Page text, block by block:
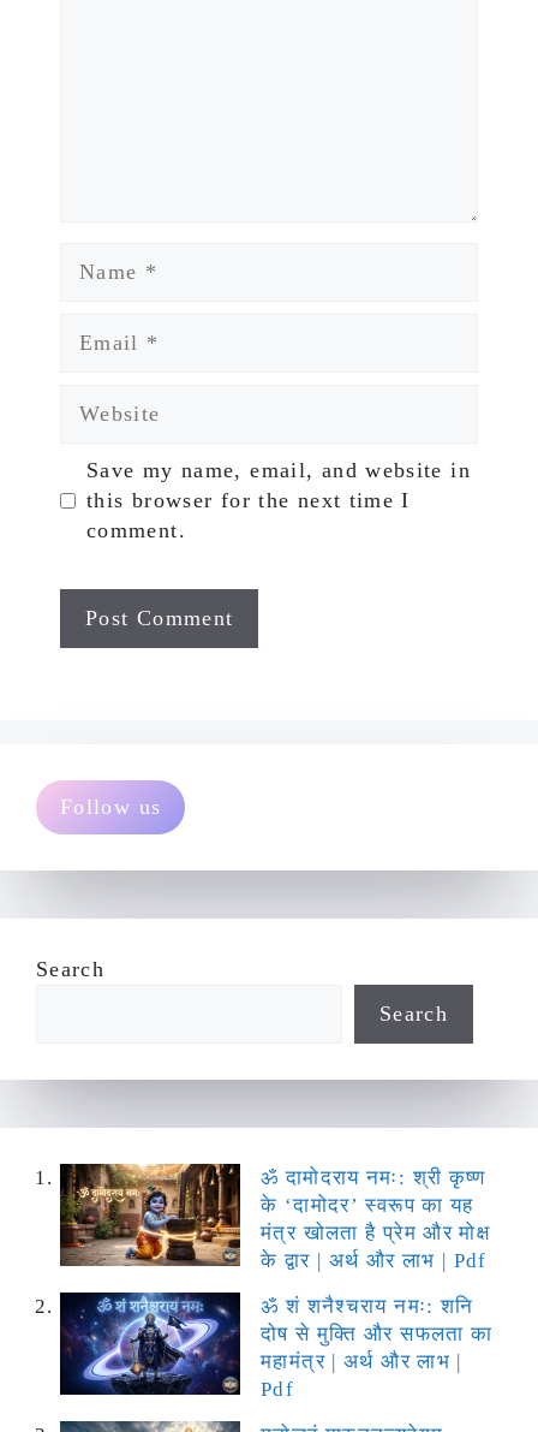
Save my name, email, and website in
this browser for the next time I
comment.
Follow us
Search
Search
ॐ दामोदराय नमः: श्री कृष्ण
के ‘दामोदर’ स्वरूप का यह
मंत्र खोलता है प्रेम और मोक्ष
के द्वार | अर्थ और लाभ | Pdf
ॐ शं शनैश्चराय नमः: शनि
दोष से मुक्ति और सफलता का
महामंत्र | अर्थ और लाभ |
Pdf